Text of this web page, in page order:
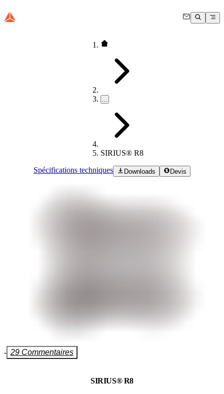
…
SIRIUS® R8
Spécifications techniques
Downloads Devis
- 29 Commentaires
SIRIUS® R8